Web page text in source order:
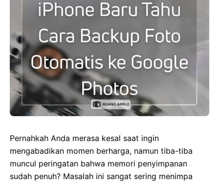
Pernahkah Anda merasa kesal saat ingin
mengabadikan momen berharga, namun tiba-tiba
muncul peringatan bahwa memori penyimpanan
sudah penuh? Masalah ini sangat sering menimpa